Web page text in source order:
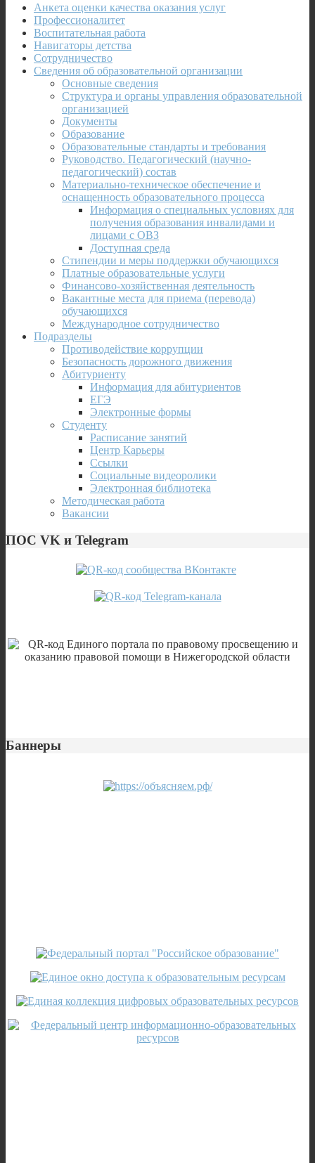
Анкета оценки качества оказания услуг
Профессионалитет
Воспитательная работа
Навигаторы детства
Сотрудничество
Сведения об образовательной организации
Основные сведения
Структура и органы управления образовательной
организацией
Документы
Образование
Образовательные стандарты и требования
Руководство. Педагогический (научно-
педагогический) состав
Материально-техническое обеспечение и
оснащенность образовательного процесса
Информация о специальных условиях для
получения образования инвалидами и
лицами с ОВЗ
Доступная среда
Стипендии и меры поддержки обучающихся
Платные образовательные услуги
Финансово-хозяйственная деятельность
Вакантные места для приема (перевода)
обучающихся
Международное сотрудничество
Подразделы
Противодействие коррупции
Безопасность дорожного движения
Абитуриенту
Информация для абитуриентов
ЕГЭ
Электронные формы
Студенту
Расписание занятий
Центр Карьеры
Ссылки
Социальные видеоролики
Электронная библиотека
Методическая работа
Вакансии
ПОС VK и Telegram
Баннеры